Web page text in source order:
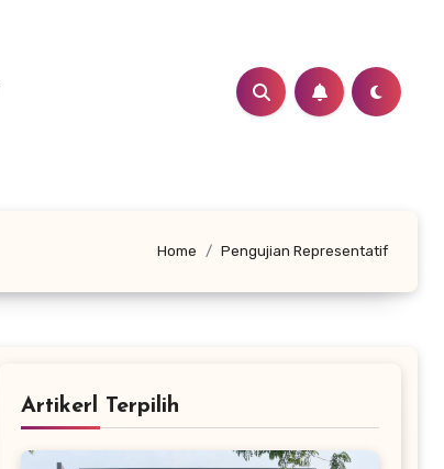
Home Pengujian Representatif
Artikerl Terpilih